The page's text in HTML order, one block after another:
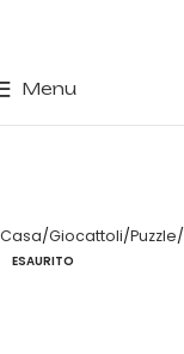
Menu
Casa Giocattoli Puzzle
ESAURITO